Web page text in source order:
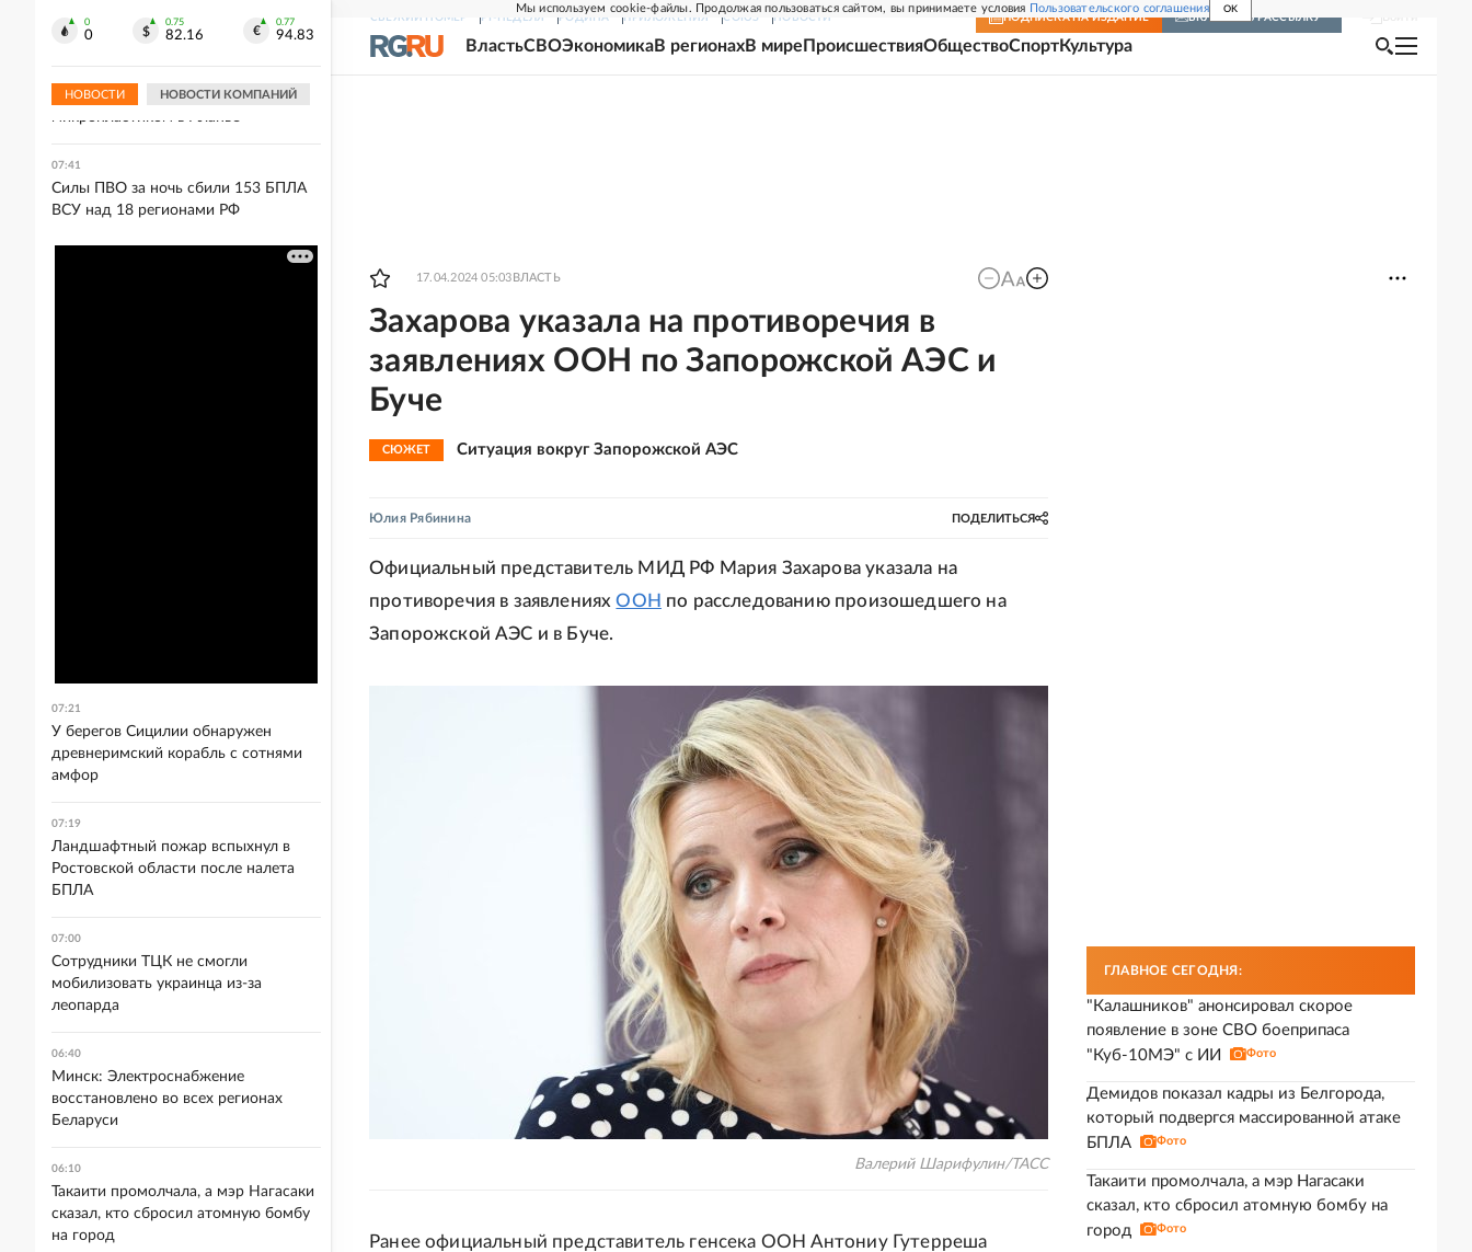
Мы используем cookie-файлы. Продолжая пользоваться сайтом, вы принимаете условия Пользовательского соглашения OK
СВЕЖИЙ НОМЕР РГ-НЕДЕЛЯ РОДИНА ПРИЛОЖЕНИЯ СОЮЗ НОВОСТИ ПОДПИСКА НА ИЗДАНИЕ ВКЛЮЧИТЬ РАССЫЛКУ
ВластьСВОЭкономикаВ регионахВ мире ПроисшествияОбществоСпортКультура
17.04.2024 05:03 ВЛАСТЬ
Захарова указала на противоречия в
заявлениях ООН по Запорожской АЭС и
Буче
СЮЖЕТ Ситуация вокруг Запорожской АЭС
Юлия Рябинина ПОДЕЛИТЬСЯ
Официальный представитель МИД РФ Мария Захарова указала на
противоречия в заявленияхООН по расследованию произошедшего на
Запорожской АЭС и в Буче.
Валерий Шарифулин/ТАСС
Ранее официальный представитель генсека ООН Антониу Гутерреша
ГЛАВНОЕ СЕГОДНЯ:
"Калашников" анонсировал скорое
появление в зоне СВО боеприпаса
"Куб-10МЭ" с ИИ
Фото
Демидов показал кадры из Белгорода,
который подвергся массированной атаке
БПЛА
Фото
Такаити промолчала, а мэр Нагасаки
сказал, кто сбросил атомную бомбу на
город
Фото
0
0
0.75
82.16
0.77
94.83
НОВОСТИ НОВОСТИ КОМПАНИЙ
внимание на загрязнение
микропластиком в Аланье
07:41
Силы ПВО за ночь сбили 153 БПЛА
ВСУ над 18 регионами РФ
07:21
У берегов Сицилии обнаружен
древнеримский корабль с сотнями
амфор
07:19
Ландшафтный пожар вспыхнул в
Ростовской области после налета
БПЛА
07:00
Сотрудники ТЦК не смогли
мобилизовать украинца из-за
леопарда
06:40
Минск: Электроснабжение
восстановлено во всех регионах
Беларуси
06:10
Такаити промолчала, а мэр Нагасаки
сказал, кто сбросил атомную бомбу
на город